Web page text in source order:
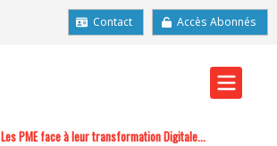
Contact Accès Abonnés
Les PME face à leur transformation Digitale...